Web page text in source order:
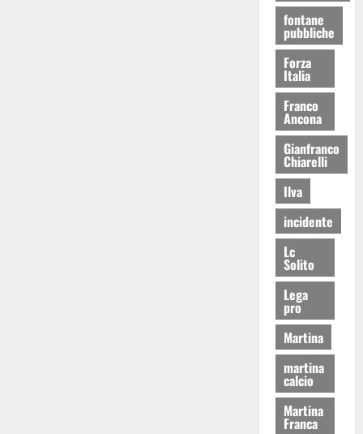
fontane
pubbliche
Forza
Italia
Franco
Ancona
Gianfranco
Chiarelli
Ilva
incidente
Lc
Solito
Lega
pro
Martina
martina
calcio
Martina
Franca